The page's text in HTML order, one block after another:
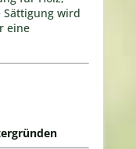
wird
eine